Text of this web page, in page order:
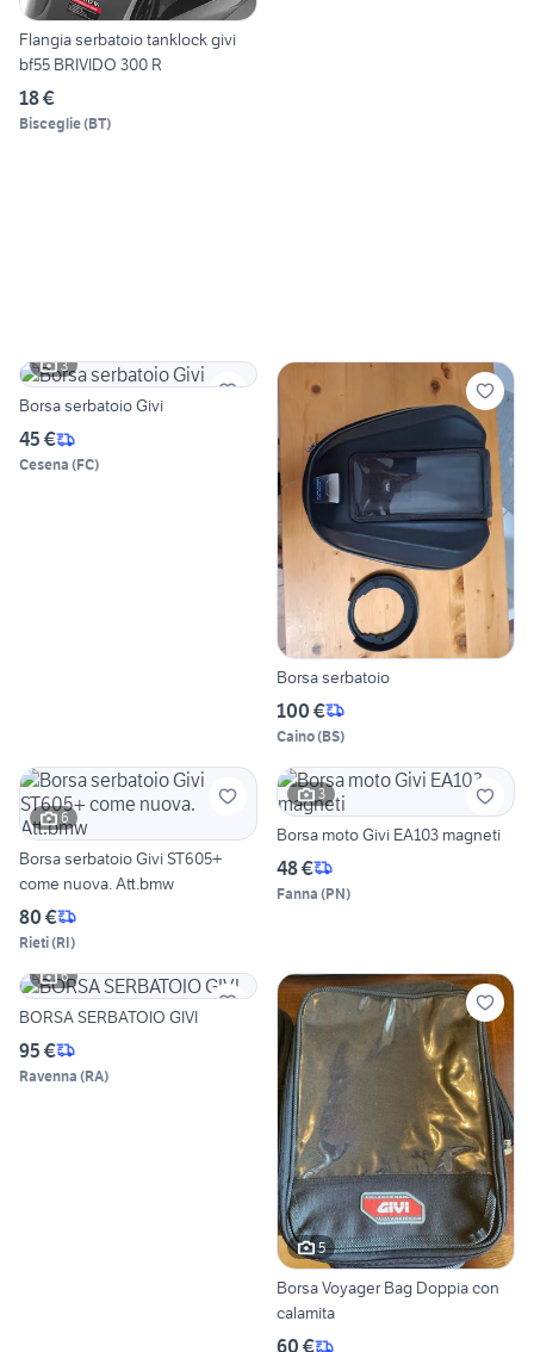
Flangia serbatoio tanklock givi
bf55 BRIVIDO 300 R
18 €
Bisceglie(BT)
3
Borsa serbatoio Givi
45 €
Cesena (FC)
Borsa serbatoio
100 €
Caino(BS)
6
Borsa serbatoio Givi ST605+
come nuova. Att.bmw
80 €
Rieti(RI)
3
Borsa moto Givi EA103 magneti
48 €
Fanna (PN)
6
BORSA SERBATOIO GIVI
95 €
Ravenna (RA)
5
Borsa Voyager Bag Doppia con
calamita
60 €